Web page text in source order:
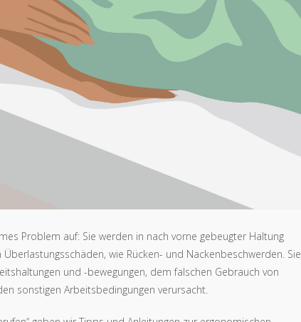
Problem auf: Sie werden in nach vorne gebeugter Haltung
wie Rücken- und Nackenbeschwerden. Sie
und -bewegungen, dem falschen Gebrauch von
sonstigen Arbeitsbedingungen verursacht.